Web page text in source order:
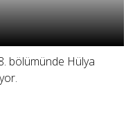
bölümünde Hülya